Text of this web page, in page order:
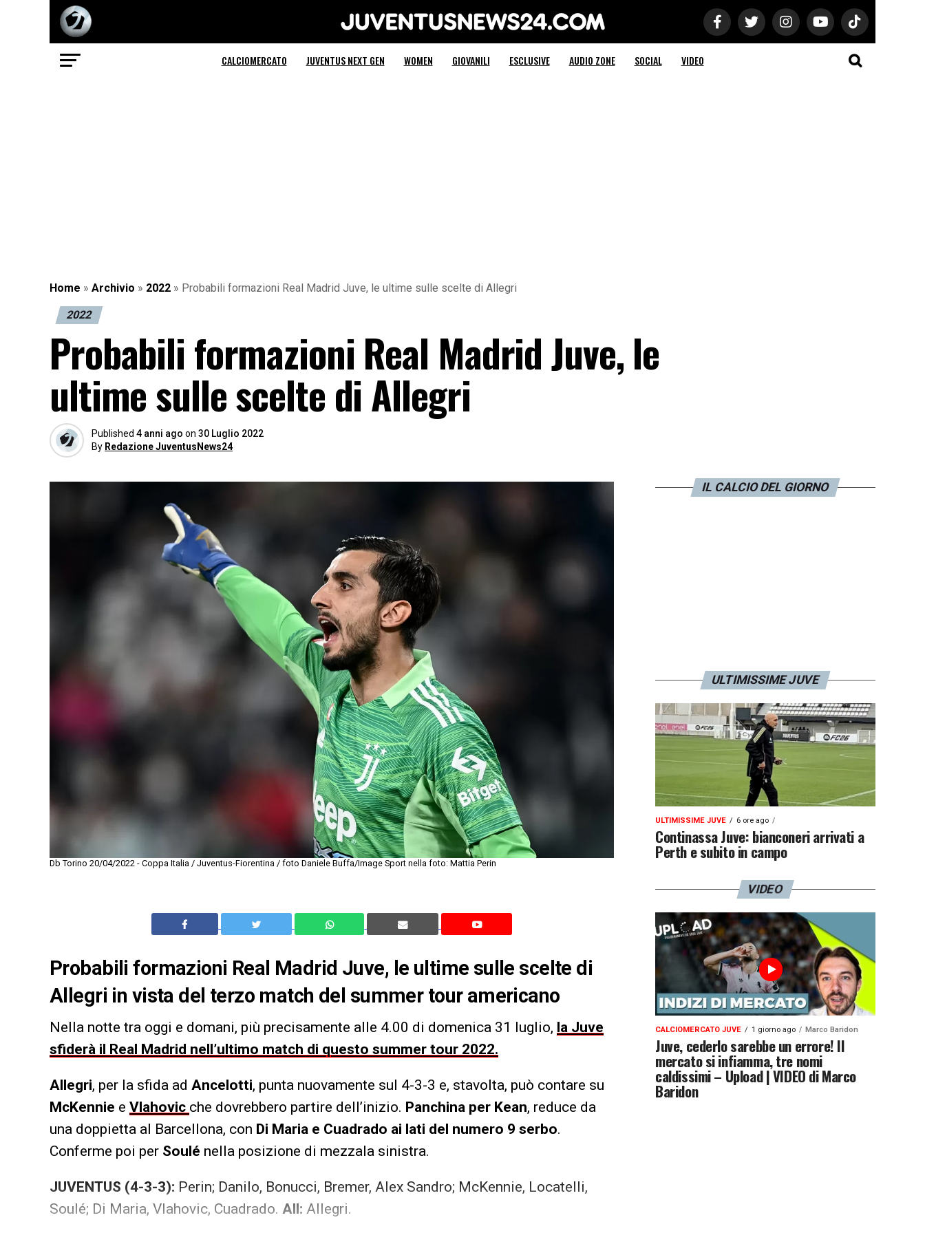
Juventus News 24
CALCIOMERCATO JUVENTUS NEXT GEN WOMEN GIOVANILI ESCLUSIVE AUDIO ZONE SOCIAL VIDEO
Home » Archivio » 2022 » Probabili formazioni Real Madrid Juve, le ultime sulle scelte di Allegri
2022
Probabili formazioni Real Madrid Juve, le
ultime sulle scelte di Allegri
Published 4 anni ago on 30 Luglio 2022
By Redazione JuventusNews24
Db Torino 20/04/2022 - Coppa Italia / Juventus-Fiorentina / foto Daniele Buffa/Image Sport nella foto: Mattia Perin
Probabili formazioni Real Madrid Juve, le ultime sulle scelte di
Allegri in vista del terzo match del summer tour americano
Nella notte tra oggi e domani, più precisamente alle 4.00 di domenica 31 luglio, la Juve
sfiderà il Real Madrid nell’ultimo match di questo summer tour 2022.
Allegri, per la sfida ad Ancelotti, punta nuovamente sul 4-3-3 e, stavolta, può contare su
McKennie e Vlahovic che dovrebbero partire dell’inizio. Panchina per Kean, reduce da
una doppietta al Barcellona, con Di Maria e Cuadrado ai lati del numero 9 serbo.
Conferme poi per Soulé nella posizione di mezzala sinistra.
JUVENTUS (4-3-3): Perin; Danilo, Bonucci, Bremer, Alex Sandro; McKennie, Locatelli,
Soulé; Di Maria, Vlahovic, Cuadrado. All: Allegri.
IL CALCIO DEL GIORNO
ULTIMISSIME JUVE
ULTIMISSIME JUVE 6 ore ago
Continassa Juve: bianconeri arrivati a
Perth e subito in campo
VIDEO
CALCIOMERCATO JUVE 1 giorno ago Marco Baridon
Juve, cederlo sarebbe un errore! Il
mercato si infiamma, tre nomi
caldissimi – Upload | VIDEO di Marco
Baridon